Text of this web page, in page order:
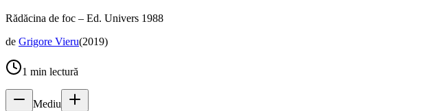
Rădăcina de foc – Ed. Univers 1988
de Grigore Vieru(2019)
1 min lectură
Mediu